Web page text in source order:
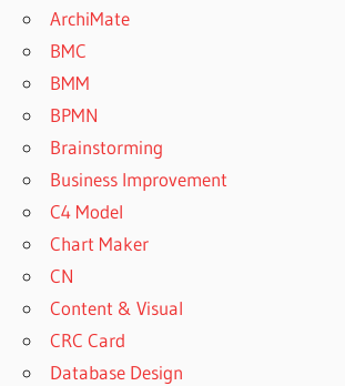
ArchiMate
BMC
BMM
BPMN
Brainstorming
Business Improvement
C4 Model
Chart Maker
CN
Content & Visual
CRC Card
Database Design